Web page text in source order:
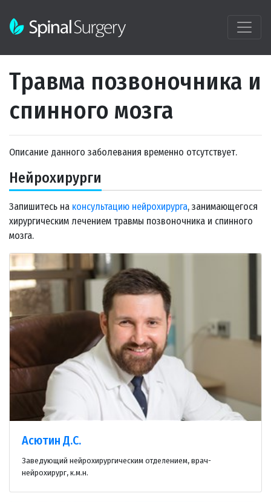
Травма позвоночника и
спинного мозга
Описание данного заболевания временно отсутствует.
Нейрохирурги
Запишитесь на консультацию нейрохирурга, занимающегося
хирургическим лечением травмы позвоночника и спинного
мозга.
Асютин Д.С.
Заведующий нейрохирургическим отделением, врач-
нейрохирург, к.м.н.